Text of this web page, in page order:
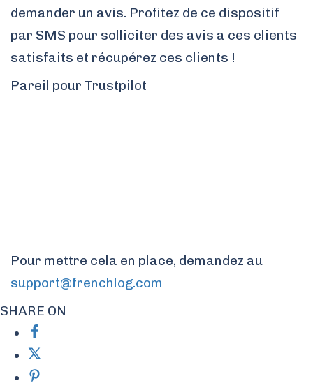
demander un avis. Profitez de ce dispositif
par SMS pour solliciter des avis a ces clients
satisfaits et récupérez ces clients !
Pareil pour Trustpilot
Pour mettre cela en place, demandez au
support@frenchlog.com
SHARE ON